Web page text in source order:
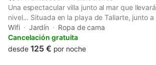
Una espectacular villa junto al mar que
nivel... Situada en la playa de Taliarte, junto a
municipalidad de Telde, esta preciosa villa en
playa, exquisitamente decorada, se mimetiza
Dispone de dos dormitorios (1 con cama
Wifi Jardín
Ropa de cama
Cancelación gratuita
desde 125 € por noche